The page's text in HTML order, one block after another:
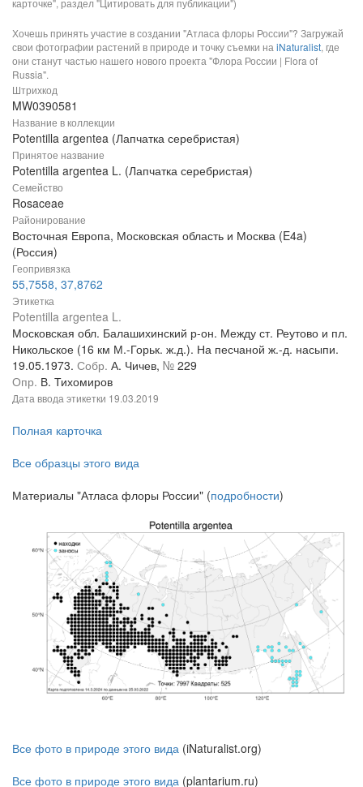
карточке", раздел "Цитировать для публикации")
Хочешь принять участие в создании "Атласа флоры России"? Загружай
свои фотографии растений в природе и точку съемки на iNaturalist, где
они станут частью нашего нового проекта "Флора России | Flora of
Russia".
Штрихкод
MW0390581
Название в коллекции
Potentilla argentea (Лапчатка серебристая)
Принятое название
Potentilla argentea L. (Лапчатка серебристая)
Семейство
Rosaceae
Районирование
Восточная Европа, Московская область и Москва (E4a)
(Россия)
Геопривязка
55,7558, 37,8762
Этикетка
Potentilla argentea L.
Московская обл. Балашихинский р-он. Между ст. Реутово и пл.
Никольское (16 км М.-Горьк. ж.д.). На песчаной ж.-д. насыпи.
19.05.1973. Собр. А. Чичев, № 229
Опр. В. Тихомиров
Дата ввода этикетки 19.03.2019
Полная карточка
Все образцы этого вида
Материалы "Атласа флоры России" (подробности)
Все фото в природе этого вида (iNaturalist.org)
Все фото в природе этого вида (plantarium.ru)